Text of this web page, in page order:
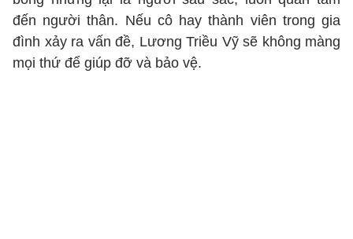
đến người thân. Nếu cô hay thành viên trong gia
đình xảy ra vấn đề, Lương Triều Vỹ sẽ không màng
mọi thứ để giúp đỡ và bảo vệ.